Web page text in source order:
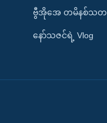
ဗွီအိုအေ တမိနစ်သတ
နော်သဇင်ရဲ့ Vlog